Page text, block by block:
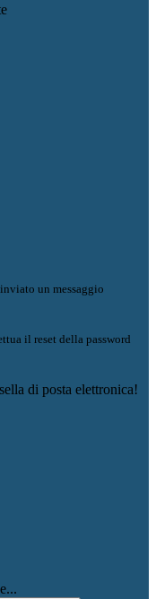
un messaggio
il reset della password
di posta elettronica!